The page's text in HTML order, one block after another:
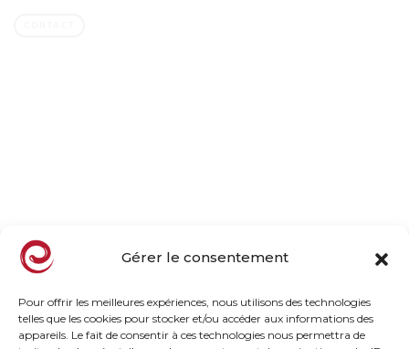
Gérer le consentement
Pour offrir les meilleures expériences, nous utilisons des technologies
telles que les cookies pour stocker et/ou accéder aux informations des
appareils. Le fait de consentir à ces technologies nous permettra de
Frozen Range